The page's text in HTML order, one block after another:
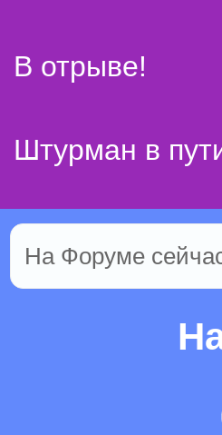
В отрыве!
Штурман в
На Форуме